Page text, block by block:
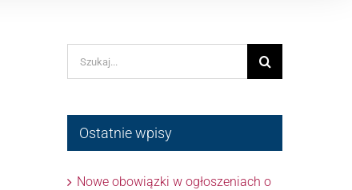
Szukaj
Ostatnie wpisy
Nowe obowiązki w ogłoszeniach o